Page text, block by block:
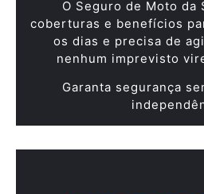
O Seguro de Moto da
coberturas e benefícios
os dias e precisa de
nenhum imprevisto
Garanta segurança